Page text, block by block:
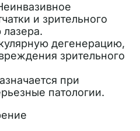
и зрительного
дегенерацию,
зрительного
при
патологии.